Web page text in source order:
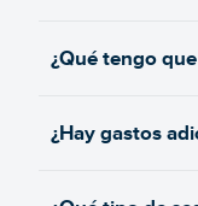
¿Qué tengo
¿Hay gastos